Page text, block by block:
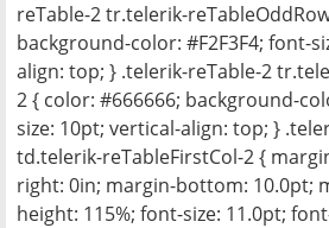
reTable-2 tr.telerik-
background-color: #F2F3F4; font-
align: top; } .telerik-reTable-2
2 { color: #666666; background-
size: 10pt; vertical-align: top; }
td.telerik-reTableFirstCol-2 {
right: 0in; margin-bottom: 10.0pt;
height: 115%; font-size: 11.0pt;